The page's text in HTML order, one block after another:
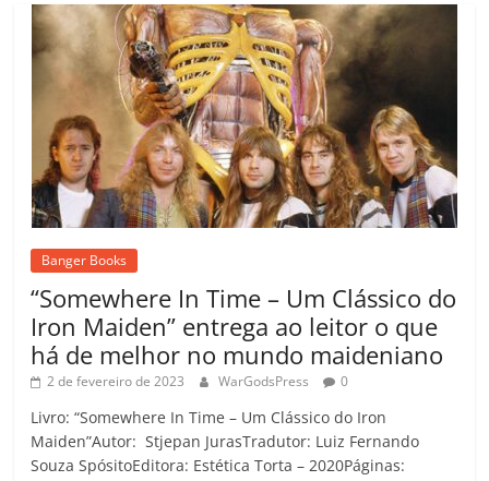
Banger Books
“Somewhere In Time – Um Clássico do
Iron Maiden” entrega ao leitor o que
há de melhor no mundo maideniano
2 de fevereiro de 2023 WarGodsPress 0
Livro: “Somewhere In Time – Um Clássico do Iron
Maiden”Autor: Stjepan JurasTradutor: Luiz Fernando
Souza SpósitoEditora: Estética Torta – 2020Páginas: